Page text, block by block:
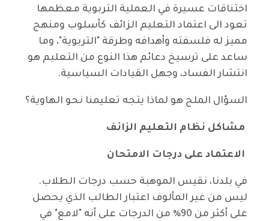
اختناقات عسيرة في العملية التربوية معظمها
تعود الى اعتماد التعليم الزائف كأسلوب ومنهج
مميز له فلسفته وأهدافه وطرقة "التربوية"، وما
ساعد على ترسيخ دعائم هذا النوع من التعليم هو
انتشار الفساد، وجهل القيادات السياسية.
السؤال الملح هو لماذا يتجه تعليمنا نحو الهاوية؟
مشاكل نظام التعليم الزائف
الاعتماد على درجات الامتحان
في بلدنا، نقيس الموهبة حسب درجات الطلاب.
ليس من غير المألوف اعتبار الطالب الذي يحصل
على أكثر من 90٪ من الدرجات على أنه "لامع" في